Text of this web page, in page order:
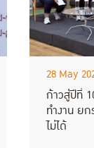
28 May
ก้าวสู่ปีที่
ทำงาน ย
ไม่ได้